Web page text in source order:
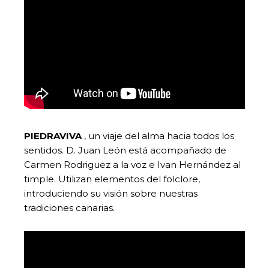
PIEDRAVIVA, un viaje del alma hacia todos los
sentidos. D. Juan León está acompañado de
Carmen Rodriguez a la voz e Ivan Hernández al
timple. Utilizan elementos del folclore,
introduciendo su visión sobre nuestras
tradiciones canarias.